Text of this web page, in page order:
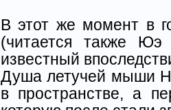
В этот же момент в
(читается также
известный
Душа летучей мыши
в пространстве, а